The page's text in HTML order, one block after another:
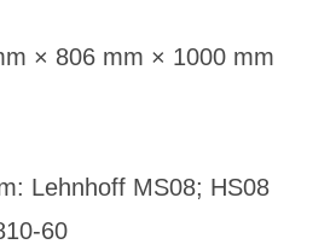
× 806 mm × 1000 mm
Lehn­hoff MS08; HS08
60